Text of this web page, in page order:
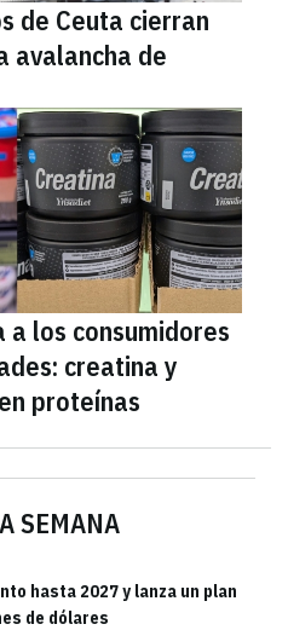
SEMANA
hasta 2027 y lanza un plan
de dólares
de Ceuta cierran
avalancha de
a los consumidores
creatina y
proteínas